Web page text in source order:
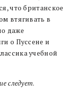
что британское
втягивать в
даже
о Пуссене и
учебной
следует.